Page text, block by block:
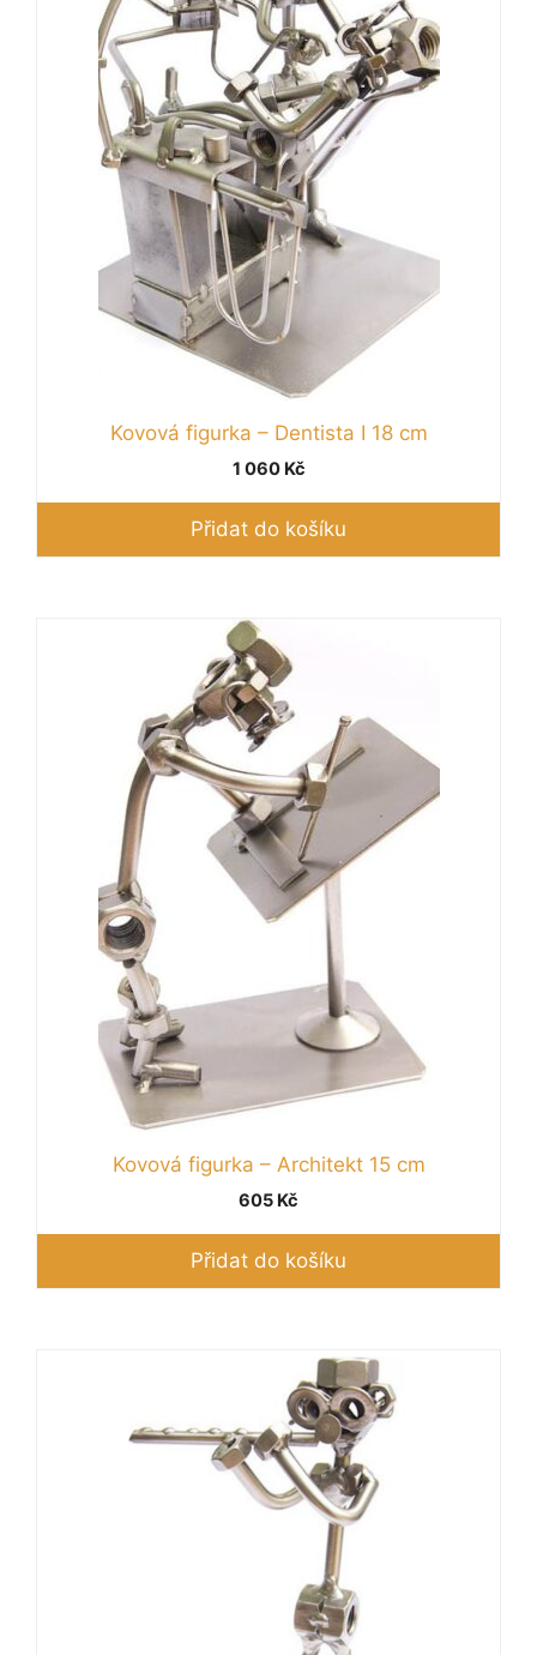
Kovová figurka – Dentista I 18 cm
1 060 Kč
Přidat do košíku
Kovová figurka – Architekt 15 cm
605 Kč
Přidat do košíku